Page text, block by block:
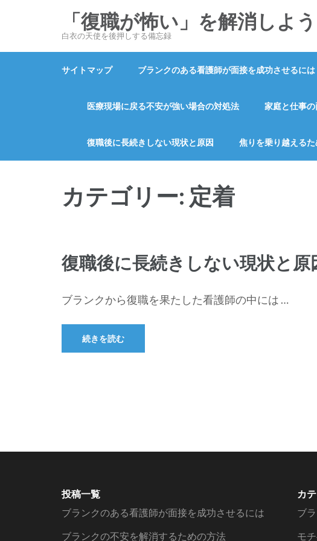
ン
「復職が怖い」を解消しよう
白衣の天使を後押しする備忘録
サイトマップ ブランクのある看護師が面接を成功させるには
医療現場に戻る不安が強い場合の対処法 家庭と仕事
復職後に長続きしない現状と原因 焦りを乗り越える
カテゴリー: 定着
復職後に長続きしない現状と原
ブランクから復職を果たした看護師の中には …
続きを読む
投稿一覧
ブランクのある看護師が面接を成功させるには
ブランクの不安を解消するための方法
カ
ブ
モ